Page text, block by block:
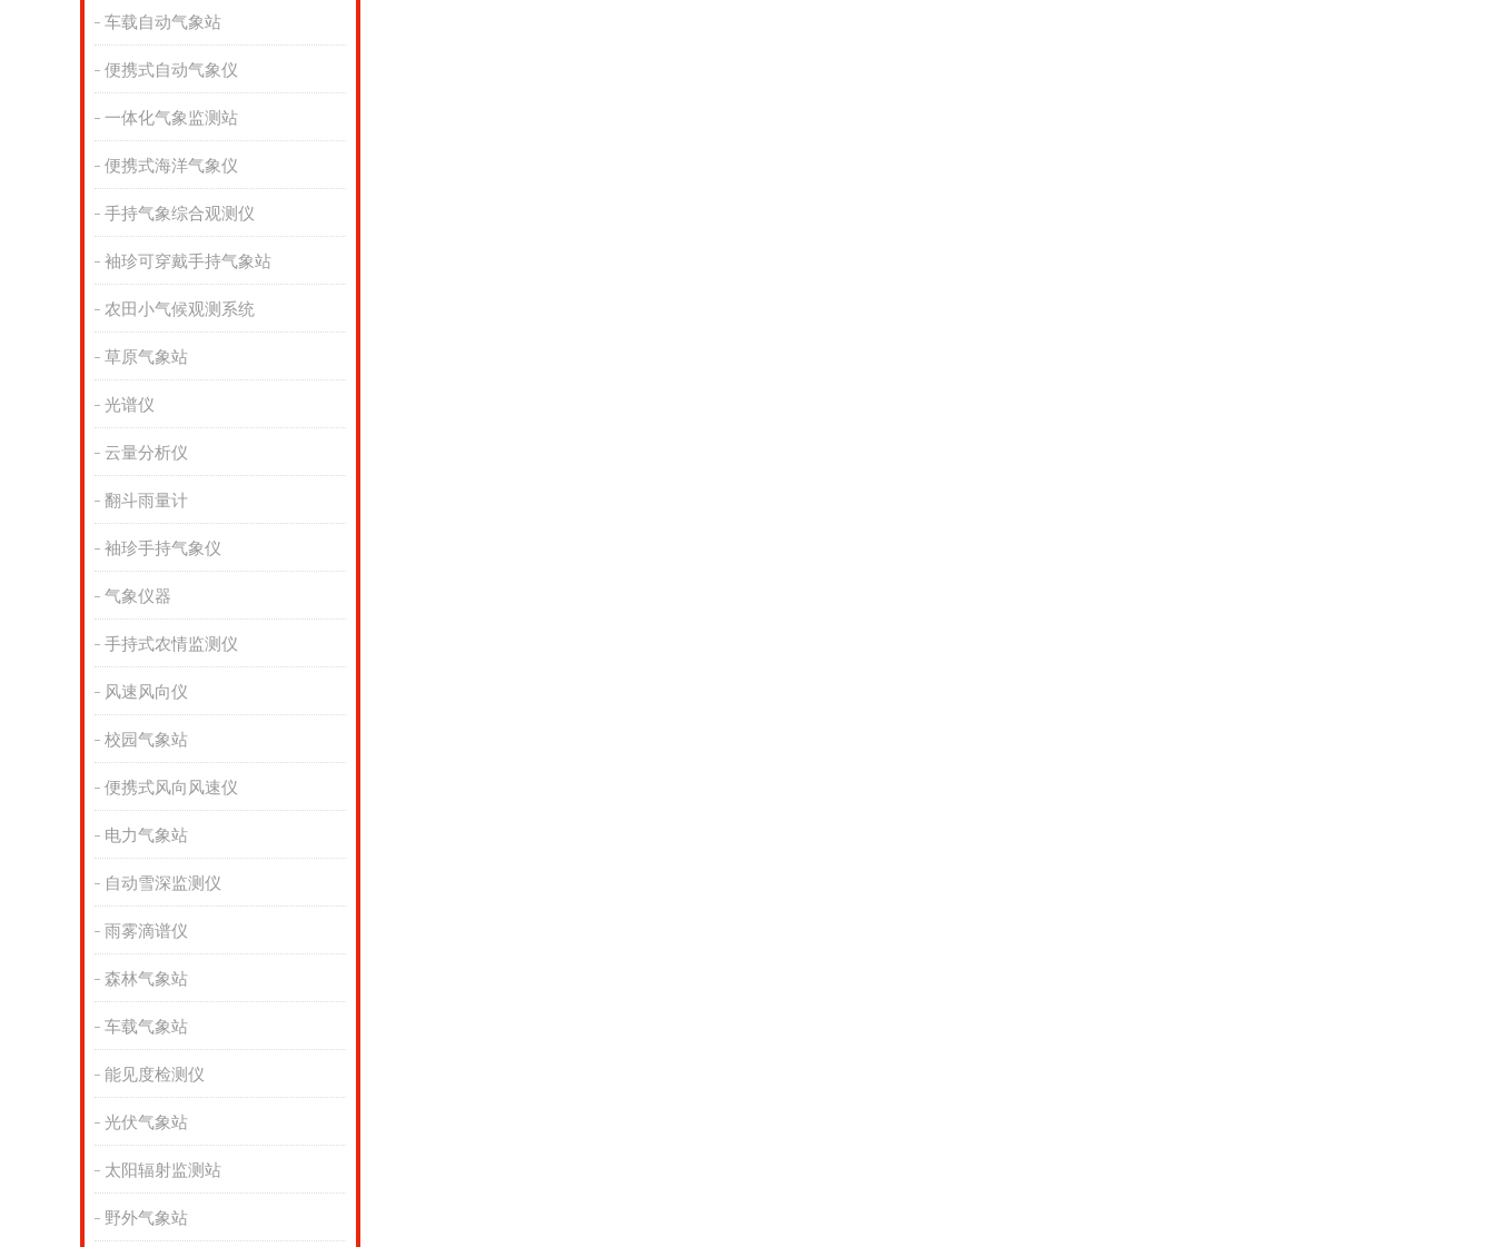
车载自动气象站
便携式自动气象仪
一体化气象监测站
便携式海洋气象仪
手持气象综合观测仪
袖珍可穿戴手持气象站
农田小气候观测系统
草原气象站
光谱仪
云量分析仪
翻斗雨量计
袖珍手持气象仪
气象仪器
手持式农情监测仪
风速风向仪
校园气象站
便携式风向风速仪
电力气象站
自动雪深监测仪
雨雾滴谱仪
森林气象站
车载气象站
能见度检测仪
光伏气象站
太阳辐射监测站
野外气象站